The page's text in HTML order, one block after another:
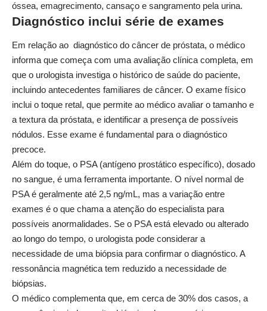
óssea, emagrecimento, cansaço e sangramento pela urina.
Diagnóstico inclui série de exames
Em relação ao diagnóstico do câncer de próstata, o médico
informa que começa com uma avaliação clínica completa, em
que o urologista investiga o histórico de saúde do paciente,
incluindo antecedentes familiares de câncer. O exame físico
inclui o toque retal, que permite ao médico avaliar o tamanho e
a textura da próstata, e identificar a presença de possíveis
nódulos. Esse exame é fundamental para o diagnóstico
precoce.
Além do toque, o PSA (antígeno prostático específico), dosado
no sangue, é uma ferramenta importante. O nível normal de
PSA é geralmente até 2,5 ng/mL, mas a variação entre
exames é o que chama a atenção do especialista para
possíveis anormalidades. Se o PSA está elevado ou alterado
ao longo do tempo, o urologista pode considerar a
necessidade de uma biópsia para confirmar o diagnóstico. A
ressonância magnética tem reduzido a necessidade de
biópsias.
O médico complementa que, em cerca de 30% dos casos, a